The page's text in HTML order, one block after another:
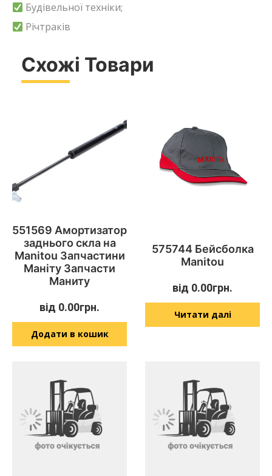
Будівельної техніки;
Річтраків
Схожі Товари
551569 Амортизатор
заднього скла на
Manitou Запчастини
Маніту Запчасти
Маниту
від 0.00грн.
Додати в кошик
575744 Бейсболка
Manitou
від 0.00грн.
Читати далі